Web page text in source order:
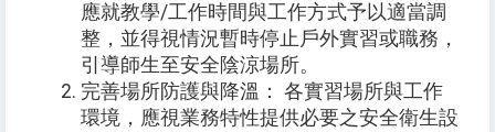
應就教學/工作時間與工作方式予以適當調
整，並得視情況暫時停止戶外實習或職務，
引導師生至安全陰涼場所。
完善場所防護與降溫： 各實習場所與工作
環境，應視業務特性提供必要之安全衛生設